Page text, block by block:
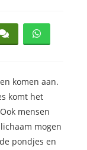
komen aan.
komt het
mensen
mogen
pondjes en